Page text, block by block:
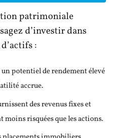
patrimoniale
d’investir dans
:
potentiel de rendement élevé
accrue.
des revenus fixes et
moins risquées que les actions.